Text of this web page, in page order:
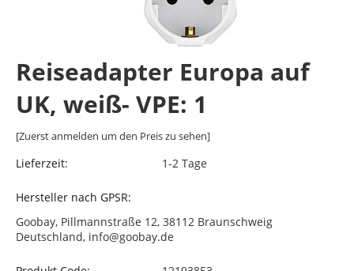
Reiseadapter Europa auf
UK, weiß- VPE: 1
[Zuerst anmelden um den Preis zu sehen]
Lieferzeit: 1-2 Tage
Hersteller nach GPSR:
Goobay, Pillmannstraße 12, 38112 Braunschweig
Deutschland, info@goobay.de